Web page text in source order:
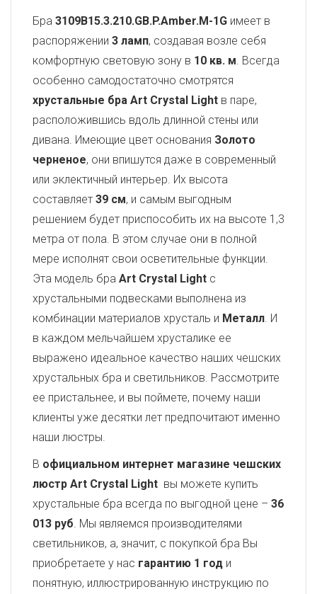
Бра 3109B15.3.210.GB.P.Amber.M-1G имеет в
распоряжении 3 ламп, создавая возле себя
комфортную световую зону в 10 кв. м. Всегда
особенно самодостаточно смотрятся
хрустальные бра Art Crystal Light в паре,
расположившись вдоль длинной стены или
дивана. Имеющие цвет основания Золото
черненое, они впишутся даже в современный
или эклектичный интерьер. Их высота
составляет 39 см, и самым выгодным
решением будет приспособить их на высоте 1,3
метра от пола. В этом случае они в полной
мере исполнят свои осветительные функции.
Эта модель бра Art Crystal Light с
хрустальными подвесками выполнена из
комбинации материалов хрусталь и Металл. И
в каждом мельчайшем хрусталике ее
выражено идеальное качество наших чешских
хрустальных бра и светильников. Рассмотрите
ее пристальнее, и вы поймете, почему наши
клиенты уже десятки лет предпочитают именно
наши люстры.
В официальном интернет магазине чешских
люстр Art Crystal Light вы можете купить
хрустальные бра всегда по выгодной цене – 36
013 руб. Мы являемся производителями
светильников, а, значит, с покупкой бра Вы
приобретаете у нас гарантию 1 год и
понятную, иллюстрированную инструкцию по